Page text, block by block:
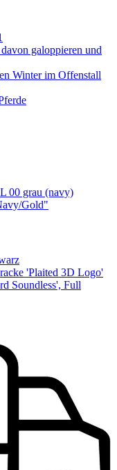
galoppieren und
Winter im Offenstall
00 grau (navy)
Gold"
'Plaited 3D Logo'
Soundless', Full